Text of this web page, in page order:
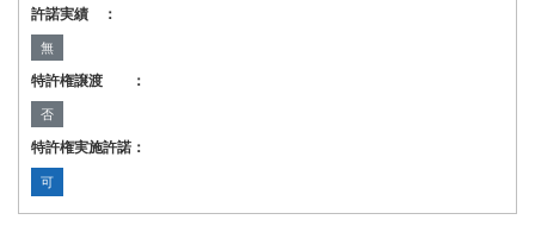
許諾実績 ：
無
特許権譲渡 ：
否
特許権実施許諾：
可